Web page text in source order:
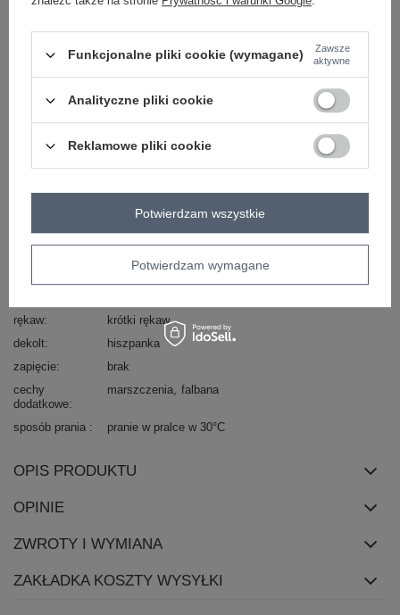
sposób prania : pranie w pralce w 30°C
typ produktu
sukienka letnia
dominujący
wiskoza
rękaw
krótki rękaw
dekolt
hiszpanka
zapięcie
brak
cechy
dodatkowe
marszczenia falbana
sposób prania pranie w pralce w 30°C
OPIS PRODUKTU
OPINIE
ZWROTY I WYMIANA
ZAKŁADKA KOSZTY WYSYŁKI
Funkcjonalne pliki cookie (wymagane)
Zawsze
aktywne
Analityczne pliki cookie
Reklamowe pliki cookie
Potwierdzam wymagane
Potwierdzam wszystkie